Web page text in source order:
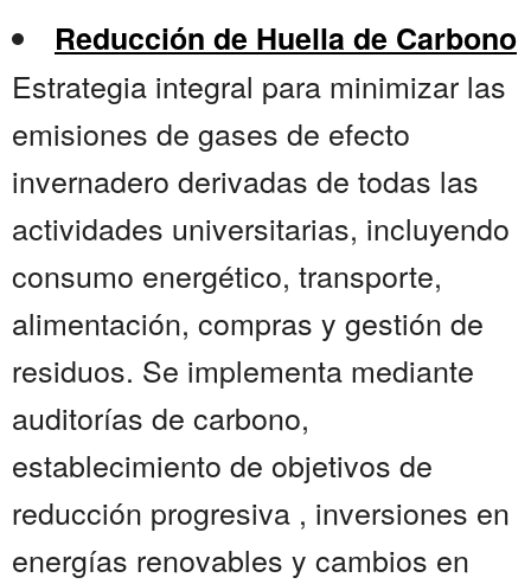
Reducción de Huella de Carbono
Estrategia integral para minimizar las
emisiones de gases de efecto
invernadero derivadas de todas las
actividades universitarias, incluyendo
consumo energético, transporte,
alimentación, compras y gestión de
residuos. Se implementa mediante
auditorías de carbono,
establecimiento de objetivos de
reducción progresiva , inversiones en
energías renovables y cambios en